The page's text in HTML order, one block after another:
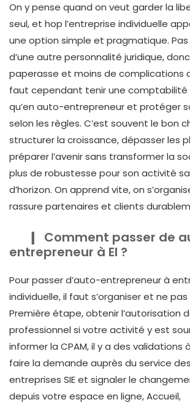
On y pense quand on veut garder la
seul, et hop l’entreprise individuelle
une option simple et pragmatique.
d’une autre personnalité juridique,
paperasse et moins de complications
faut cependant tenir une comptabilité
qu’en auto-entrepreneur et protéger
selon les règles. C’est souvent le bon
structurer la croissance, dépasser les
préparer l’avenir sans transformer la
plus de robustesse pour son activité
d’horizon. On apprend vite, on
rassure partenaires et clients
Comment passer de
entrepreneur à EI ?
Pour passer d’auto-entrepreneur à
individuelle, il faut s’organiser et ne
Première étape, obtenir l’autorisation
professionnel si votre activité y est
informer la CPAM, il y a des validations
faire la demande auprès du service
entreprises SIE et signaler le
depuis votre espace en ligne, Accueil,